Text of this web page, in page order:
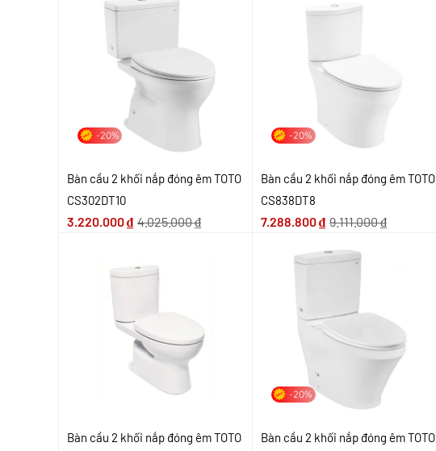
-20%
Bàn cầu 2 khối nắp đóng êm TOTO
CS302DT10
3.220.000₫ 4.025.000₫
-20%
Bàn cầu 2 khối nắp đóng êm TOTO
CS838DT8
7.288.800₫ 9.111.000₫
Bàn cầu 2 khối nắp đóng êm TOTO
-20%
Bàn cầu 2 khối nắp đóng êm TOTO